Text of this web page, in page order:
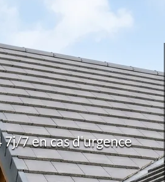
7 en cas d'urgence